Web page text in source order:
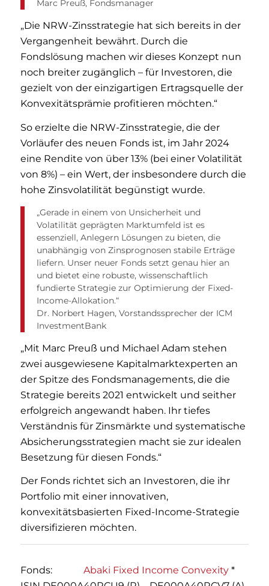
Marc Preuß, Fondsmanager
„Die NRW-Zinsstrategie hat sich bereits in der
Vergangenheit bewährt. Durch die
Fondslösung machen wir dieses Konzept nun
noch breiter zugänglich – für Investoren, die
gezielt von der einzigartigen Ertragsquelle der
Konvexitätsprämie profitieren möchten.“
So erzielte die NRW-Zinsstrategie, die der
Vorläufer des neuen Fonds ist, im Jahr 2024
eine Rendite von über 13% (bei einer Volatilität
von 8%) – ein Wert, der insbesondere durch die
hohe Zinsvolatilität begünstigt wurde.
„Gerade in einem von Unsicherheit und
Volatilität geprägten Marktumfeld ist es
essenziell, Anlegern Lösungen zu bieten, die
unabhängig von Zinsprognosen stabile Erträge
liefern. Unser neuer Fonds setzt genau hier an
und bietet eine robuste, wissenschaftlich
fundierte Strategie zur Optimierung der Fixed-
Income-Allokation.“
Dr. Norbert Hagen, Vorstandssprecher der ICM
InvestmentBank
„Mit Marc Preuß und Michael Adam stehen
zwei ausgewiesene Kapitalmarktexperten an
der Spitze des Fondsmanagements, die die
Strategie bereits 2021 entwickelt und seither
erfolgreich angewandt haben. Ihr tiefes
Verständnis für Zinsmärkte und systematische
Absicherungsstrategien macht sie zur idealen
Besetzung für diesen Fonds.“
Der Fonds richtet sich an Investoren, die ihr
Portfolio mit einer innovativen,
konvexitätsbasierten Fixed-Income-Strategie
diversifizieren möchten.
Fonds: Abaki Fixed Income Convexity*